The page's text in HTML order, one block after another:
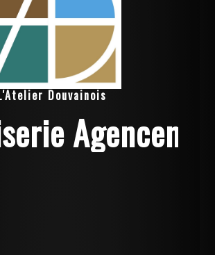
Douvainois